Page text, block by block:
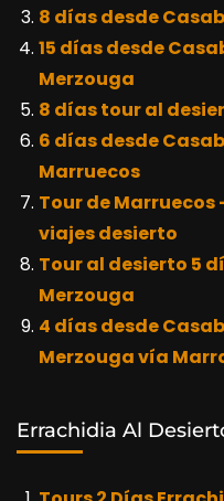
8 días desde
15 días desde
Merzouga
8 días tour al
6 días desde
Marruecos
Tour de
viajes desierto
Tour al desierto 5
Merzouga
4 días desde
Merzouga vía
Errachidia Al